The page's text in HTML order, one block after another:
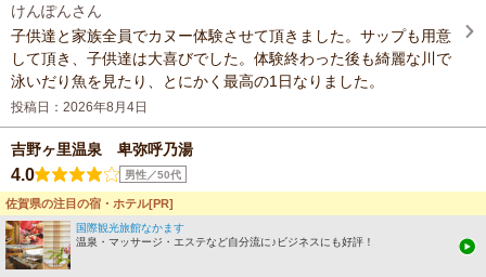
けんぽんさん
子供達と家族全員でカヌー体験させて頂きました。サップも用意
して頂き、子供達は大喜びでした。体験終わった後も綺麗な川で
泳いだり魚を見たり、とにかく最高の1日なりました。
投稿日：2026年8月4日
吉野ヶ里温泉 卑弥呼乃湯
4.0 男性／50代
きみのりさん
食事付のお得プランがありますので、この選択も悪くはないか
も。 ただし、入浴料金が値上げされるようです。
佐賀県の注目の宿・ホテル[PR]
国際観光旅館なかます
温泉・マッサージ・エステなど自分流に♪ビジネスにも好評！